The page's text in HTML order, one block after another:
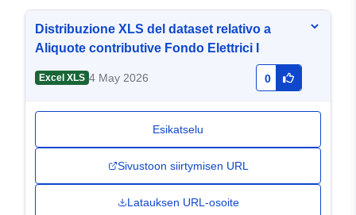
Distribuzione XLS del dataset relativo a
Aliquote contributive Fondo Elettrici I
Excel XLS 4 May 2026 0
Esikatselu
Sivustoon siirtymisen URL
Latauksen URL-osoite